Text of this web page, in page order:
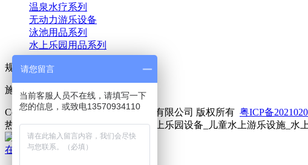
温泉水疗系列
无动力游乐设备
泳池用品系列
水上乐园用品系列
规划设计
施工记录
Copyright © 2021 广东大鹏游乐科技有限公司 版权所有 粤ICP备
热门关键词：水上游乐设备_儿童水上乐园设备_儿童水上游乐设施_
在线咨询 联系方式 二维码
请您留言
当前客服人员不在线，请填写一下
您的信息，或致电13570934110